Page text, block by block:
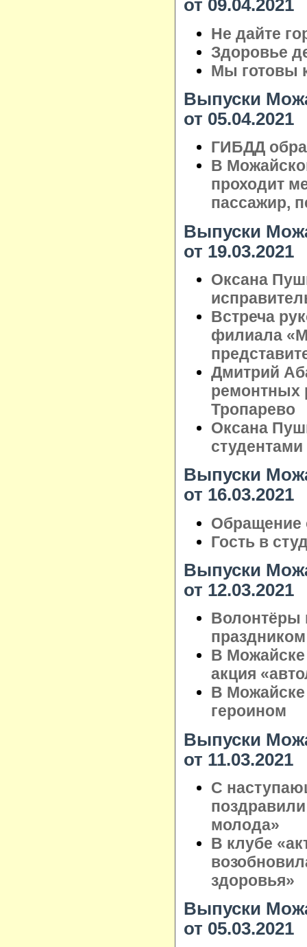
от 09.04.2021
Не дайте
Здоровье
Мы готовы
Выпуски
от 05.04.2021
ГИБДД
В
проходит
пассажир,
Выпуски
от 19.03.2021
Оксана
Встреча
филиала
Дмитрий
ремонтных
Тропарево
Оксана
Выпуски
от 16.03.2021
Обращение
Гость в
Выпуски
от 12.03.2021
Волонтёры
В
акция
В
героином
Выпуски
от 11.03.2021
С
молода»
В клубе
здоровья»
Выпуски
от 05.03.2021